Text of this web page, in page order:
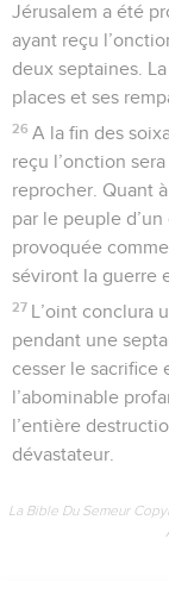
Jérusalem a été
ayant reçu
deux septaines.
places et ses
26 A la fin des
reçu l’onction
reprocher. Quant
par le peuple
provoquée
séviront la guerre
27 L’oint conclura
pendant une
cesser le sacrifice
l’abominable
l’entière
dévastateur.
La Bible Du Semeur